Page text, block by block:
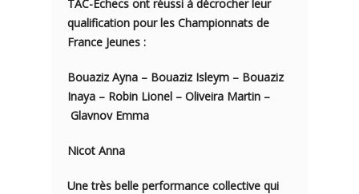
TAC-Échecs ont réussi à décrocher leur
qualification pour les Championnats de
France Jeunes :
Bouaziz Ayna – Bouaziz Isleym – Bouaziz
Inaya – Robin Lionel – Oliveira Martin –
Glavnov Emma
Nicot Anna
Une très belle performance collective qui